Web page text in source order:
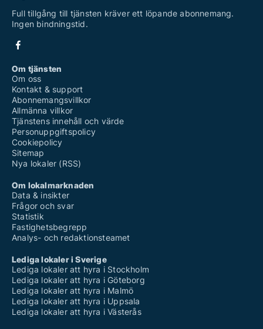
Full tillgång till tjänsten kräver ett löpande abonnemang.
Ingen bindningstid.
Om tjänsten
Om oss
Kontakt & support
Abonnemangsvillkor
Allmänna villkor
Tjänstens innehåll och värde
Personuppgiftspolicy
Cookiepolicy
Sitemap
Nya lokaler (RSS)
Om lokalmarknaden
Data & insikter
Frågor och svar
Statistik
Fastighetsbegrepp
Analys- och redaktionsteamet
Lediga lokaler i Sverige
Lediga lokaler att hyra i Stockholm
Lediga lokaler att hyra i Göteborg
Lediga lokaler att hyra i Malmö
Lediga lokaler att hyra i Uppsala
Lediga lokaler att hyra i Västerås